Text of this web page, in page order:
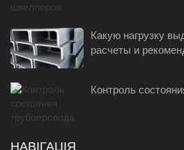
Какую нагрузку
расчеты и
Контроль
НАВІГАЦІЯ